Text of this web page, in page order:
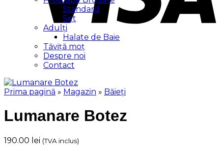
Standard
Set
Adulți
Halate de Baie
Tăviță moț
Despre noi
Contact
Prima pagină » Magazin » Băieți
Lumanare Botez
190.00 lei (TVA inclus)